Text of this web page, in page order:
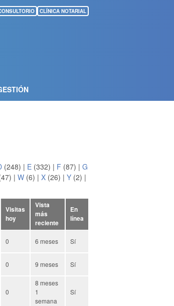
CLÍNICA NOTARIAL
(248) | E (332) | F (87) | G
| W (6) | X (26) | Y (2) |
Visitas
hoy
Vista
más
reciente
En
línea
0 6 meses Sí
0 9 meses Sí
0
8 meses
1
semana
Sí